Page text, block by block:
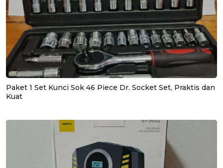
Paket 1 Set Kunci Sok 46 Piece Dr. Socket Set, Praktis dan
Kuat